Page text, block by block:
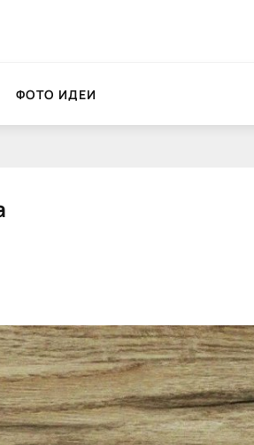
ФОТО ИДЕИ